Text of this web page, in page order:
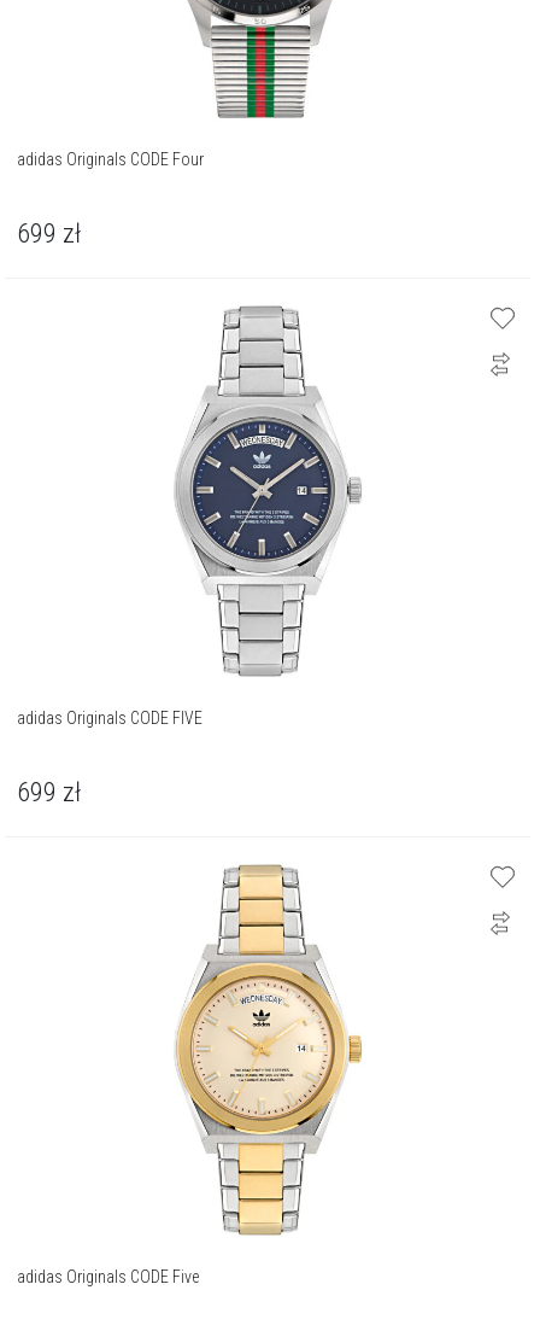
adidas Originals CODE Four
699 zł
adidas Originals CODE FIVE
699 zł
adidas Originals CODE Five